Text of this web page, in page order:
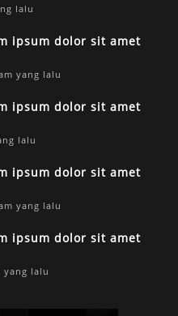
lalu
ipsum dolor sit amet
yang lalu
ipsum dolor sit amet
lalu
ipsum dolor sit amet
yang lalu
ipsum dolor sit amet
yang lalu